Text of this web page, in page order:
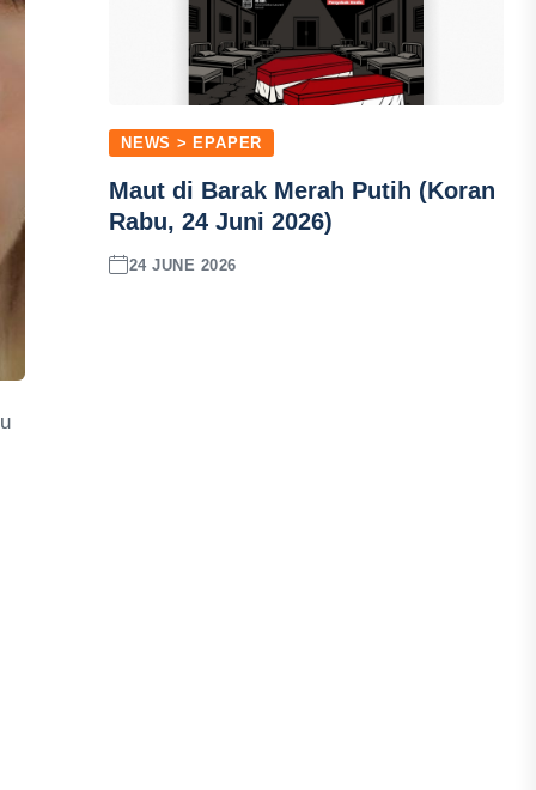
NEWS > EPAPER
Maut di Barak Merah Putih (Koran
Rabu, 24 Juni 2026)
24 JUNE 2026